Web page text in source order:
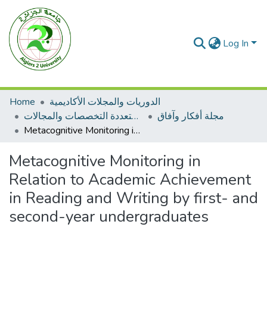
Log In
Home
الدوريات والمجلات الأكاديمية
مجلات متعددة التخصصات والمجالات
مجلة أفكار وآفاق
Metacognitive Monitoring in Relation to Academic Achievement in Reading and Writing by first- and second-year undergraduates
Metacognitive Monitoring in
Relation to Academic Achievement
in Reading and Writing by first- and
second-year undergraduates